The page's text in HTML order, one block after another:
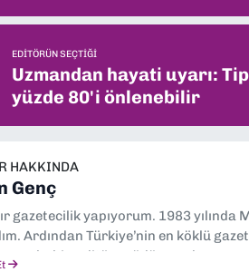
EDITÖRÜN SEÇTIĞI
Uzmandan hayati uyarı:
yüzde 80'i önlenebilir
HAKKINDA
Genç
gazetecilik yapıyorum. 1983
Ardından Türkiye’nin en köklü
muhabir, editör, müdür yardımcısı